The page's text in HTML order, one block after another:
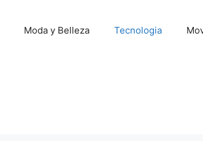
Moda y Belleza Tecnologia